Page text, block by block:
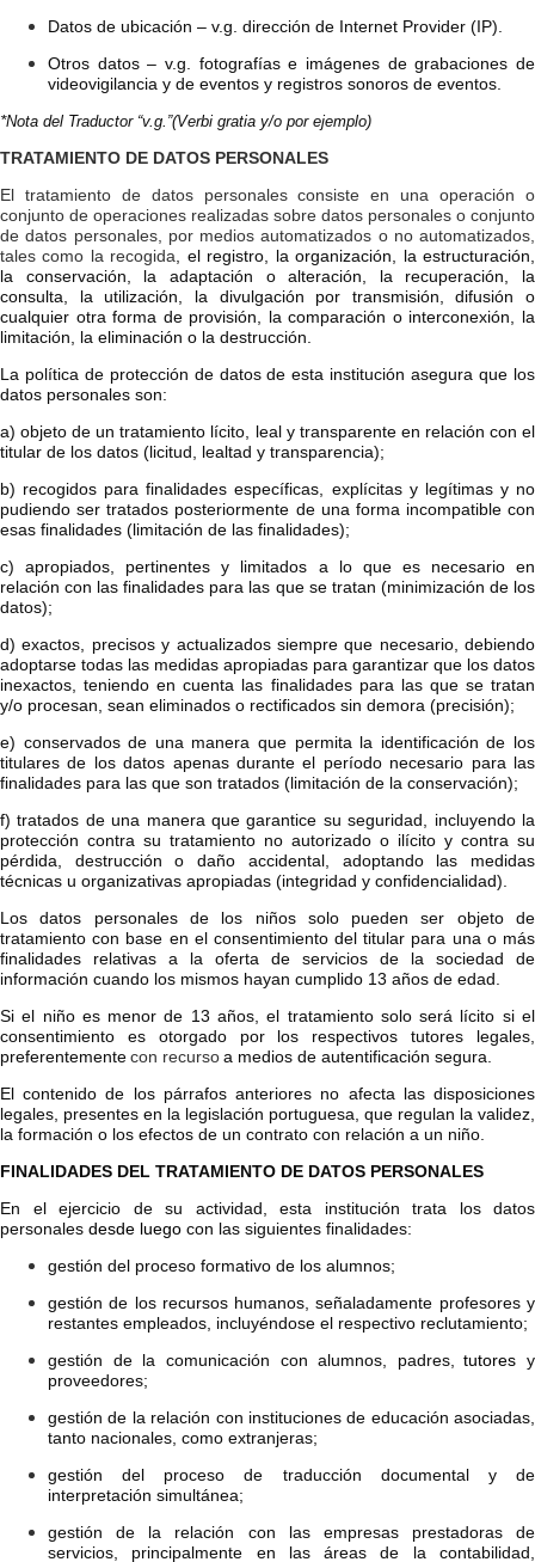
Datos de ubicación – v.g. dirección de Internet Provider (IP).
Otros datos – v.g. fotografías e imágenes de grabaciones de
videovigilancia y de eventos y registros sonoros de eventos.
*Nota del Traductor “v.g.”(Verbi gratia y/o por ejemplo)
TRATAMIENTO DE DATOS PERSONALES
El tratamiento de datos personales consiste en una operación o
conjunto de operaciones realizadas sobre datos personales o conjunto
de datos personales, por medios automatizados o no automatizados,
tales como la recogida , el registro, la organización, la estructuración,
la conservación, la adaptación o alteración, la recuperación, la
consulta, la utilización, la divulgación por transmisión, difusión o
cualquier otra forma de provisión, la comparación o interconexión, la
limitación, la eliminación o la destrucción.
La política de protección de datos de esta institución asegura que los
datos personales son:
a) objeto de un tratamiento lícito, leal y transparente en relación con el
titular de los datos (licitud, lealtad y transparencia);
b) recogidos para finalidades específicas, explícitas y legítimas y no
pudiendo ser tratados posteriormente de una forma incompatible con
esas finalidades (limitación de las finalidades);
c) apropiados, pertinentes y limitados a lo que es necesario en
relación con las finalidades para las que se tratan (minimización de los
datos);
d) exactos, precisos y actualizados siempre que necesario, debiendo
adoptarse todas las medidas apropiadas para garantizar que los datos
inexactos, teniendo en cuenta las finalidades para las que se tratan
y/o procesan, sean eliminados o rectificados sin demora (precisión);
e) conservados de una manera que permita la identificación de los
titulares de los datos apenas durante el período necesario para las
finalidades para las que son tratados (limitación de la conservación);
f) tratados de una manera que garantice su seguridad, incluyendo la
protección contra su tratamiento no autorizado o ilícito y contra su
pérdida, destrucción o daño accidental, adoptando las medidas
técnicas u organizativas apropiadas (integridad y confidencialidad).
Los datos personales de los niños solo pueden ser objeto de
tratamiento con base en el consentimiento del titular para una o más
finalidades relativas a la oferta de servicios de la sociedad de
información cuando los mismos hayan cumplido 13 años de edad.
Si el niño es menor de 13 años, el tratamiento solo será lícito si el
consentimiento es otorgado por los respectivos tutores legales,
preferentementecon recursoa medios de autentificación segura.
El contenido de los párrafos anteriores no afecta las disposiciones
legales, presentes en la legislación portuguesa, que regulan la validez,
la formación o los efectos de un contrato con relación a un niño.
FINALIDADES DEL TRATAMIENTO DE DATOS PERSONALES
En el ejercicio de su actividad, esta institución trata los datos
personales desde luego con las siguientes finalidades:
gestión del proceso formativo de los alumnos;
gestión de los recursos humanos, señaladamente profesores y
restantes empleados, incluyéndose el respectivo reclutamiento;
gestión de la comunicación con alumnos, padres,
tutores y
proveedores;
gestión de la relación con instituciones de educación asociadas,
tanto nacionales, como extranjeras;
gestión del proceso de traducción documental y de
interpretación simultánea;
gestión de la relación con las empresas prestadoras de
servicios, principalmente en las áreas de la contabilidad,